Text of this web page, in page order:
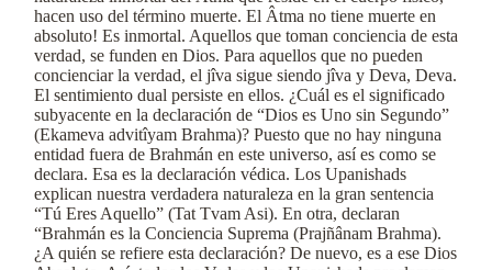
hacen uso del término muerte. El Âtma no tiene muerte en
absoluto! Es inmortal. Aquellos que toman conciencia de esta
verdad, se funden en Dios. Para aquellos que no pueden
concienciar la verdad, el jîva sigue siendo jîva y Deva, Deva.
El sentimiento dual persiste en ellos. ¿Cuál es el significado
subyacente en la declaración de “Dios es Uno sin Segundo”
(Ekameva advitîyam Brahma)? Puesto que no hay ninguna
entidad fuera de Brahmán en este universo, así es como se
declara. Esa es la declaración védica. Los Upanishads
explican nuestra verdadera naturaleza en la gran sentencia
“Tú Eres Aquello” (Tat Tvam Asi). En otra, declaran
“Brahmán es la Conciencia Suprema (Prajñânam Brahma).
¿A quién se refiere esta declaración? De nuevo, es a ese Dios